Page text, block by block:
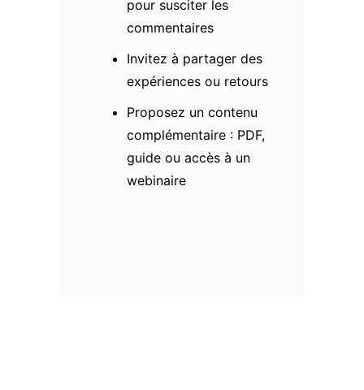
pour susciter les
commentaires
Invitez à partager des
expériences ou retours
Proposez un contenu
complémentaire : PDF,
guide ou accès à un
webinaire